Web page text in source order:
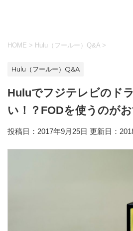
HOME > Hulu（フールー）Q&A >
Hulu（フールー）Q&A
Huluでフジテレビのド
い！？FODを使うのが
投稿日：2017年9月25日 更新日：